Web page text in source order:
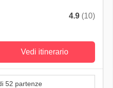
4.9 (10)
Vedi itinerario
52 partenze